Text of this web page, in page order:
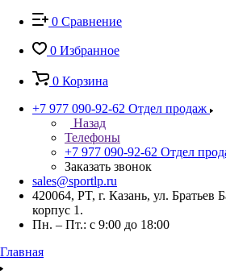
0 Сравнение
0 Избранное
0 Корзина
+7 977 090-92-62 Отдел продаж
Назад
Телефоны
+7 977 090-92-62 Отдел
Заказать звонок
sales@sportlp.ru
420064, PT, г. Казань, ул. Братьев
корпус 1.
Пн. – Пт.: с 9:00 до 18:00
Главная